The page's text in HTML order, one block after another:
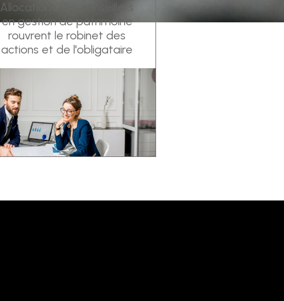
Allocations : les conseillers
en gestion de patrimoine
rouvrent le robinet des
actions et de l'obligataire